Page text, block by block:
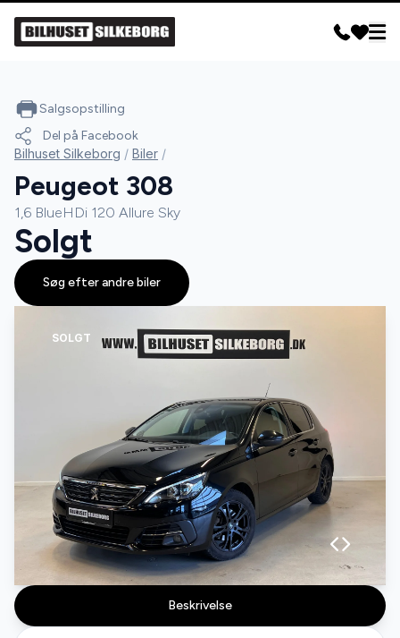
SOLGT
Beskrivelse
Salgsopstilling
Del på Facebook
Bilhuset Silkeborg / Biler /
Peugeot 308
1,6 BlueHDi 120 Allure Sky
Solgt
Søg efter andre biler